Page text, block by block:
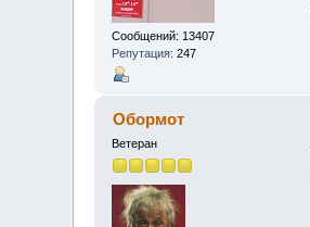
Сообщений: 13407
Репутация: 247
Обормот
Ветеран